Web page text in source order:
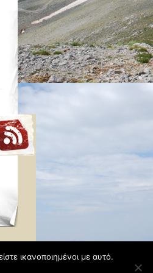
ικανοποιημένοι με αυτό.